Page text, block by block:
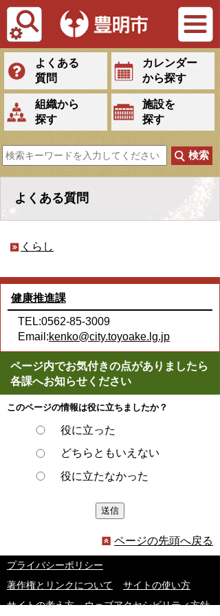
Tiếng Việt
よくある
質問
カレンダー
から探す
組織から
探す
施設を
探す
よくある質問
くらし
健康推進課
TEL:0562-85-3009
Email:kenko@city.toyoake.lg.jp
ページ内でお気付きの点がありましたら
各課へお知らせください
このページの情報は役に立ちましたか？
役に立った
どちらともいえない
役に立たなかった
ページの先頭へ戻る
プライバシーポリシー
著作権とリンクについて
サイトの使い方
サイトの考え方
ウェブアクセシビリティ方針